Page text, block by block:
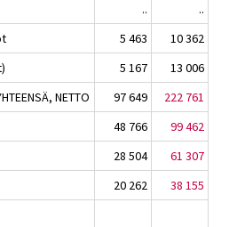
..
..
5 463
10 362
5 167
13 006
NETTO
97 649
222 761
48 766
99 462
28 504
61 307
20 262
38 155